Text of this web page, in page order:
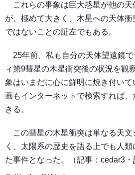
これらの事象は巨大惑星が他の天
が、極めて大きく、木星への天体
ではないことの証左でもある。
25年前、私も自分の天体望遠鏡
ィ第9彗星の木星衝突後の状況を観
象はいまだに心に鮮明に焼き付い
画もインターネットで検索すれば
きる。
この彗星の木星衝突は単なる天文
く、太陽系の歴史を語る上でも人類
た事件となった。（記事：cedar3・